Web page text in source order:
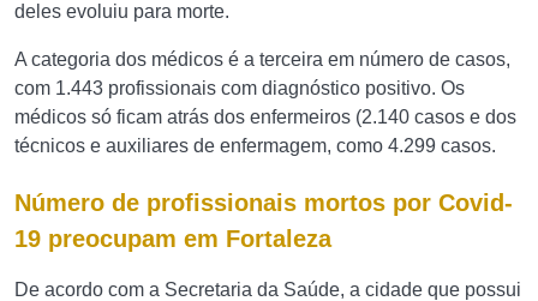
deles evoluiu para morte.
A categoria dos médicos é a terceira em número de casos,
com 1.443 profissionais com diagnóstico positivo. Os
médicos só ficam atrás dos enfermeiros (2.140 casos e dos
técnicos e auxiliares de enfermagem, como 4.299 casos.
Número de profissionais mortos por Covid-
19 preocupam em Fortaleza
De acordo com a Secretaria da Saúde, a cidade que possui